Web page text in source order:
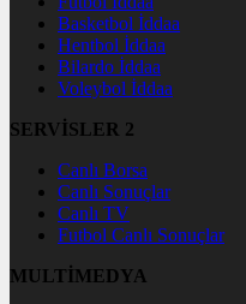
Basketbol İddaa
Hentbol İddaa
Bilardo İddaa
Voleybol İddaa
SERVİSLER 2
Canlı Borsa
Canlı Sonuçlar
Canlı TV
Futbol Canlı Sonuçlar
MULTİMEDYA